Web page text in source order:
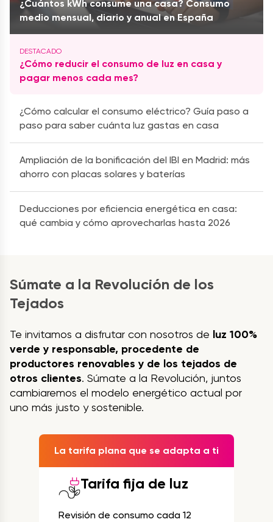
¿Cuántos kWh consume una casa? Consumo
medio mensual, diario y anual en España
¿Cómo reducir el consumo de luz en casa y
pagar menos cada mes?
¿Cómo calcular el consumo eléctrico? Guía paso a
paso para saber cuánta luz gastas en casa
Ampliación de la bonificación del IBI en Madrid: más
ahorro con placas solares y baterías
Deducciones por eficiencia energética en casa:
qué cambia y cómo aprovecharlas hasta 2026
Súmate a la Revolución de los
Tejados
Te invitamos a disfrutar con nosotros de luz 100%
verde y responsable, procedente de
productores renovables y de los tejados de
otros clientes. Súmate a la Revolución, juntos
cambiaremos el modelo energético actual por
uno más justo y sostenible.
La tarifa plana que se adapta a ti
Tarifa fija de luz
Revisión de consumo cada 12